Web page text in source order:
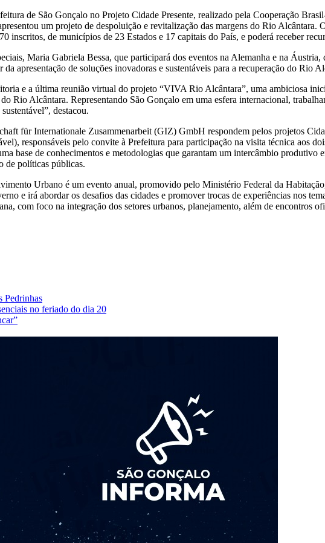
de São Gonçalo no Projeto Cidade Presente, realizado pela Cooperação
um projeto de despoluição e revitalização das margens do Rio Alcântara.
inscritos, de municípios de 23 Estados e 17 capitais do País, e poderá receber
Maria Gabriela Bessa, que participará dos eventos na Alemanha e na
apresentação de soluções inovadoras e sustentáveis para a recuperação do Rio
e a última reunião virtual do projeto “VIVA Rio Alcântara”, uma ambiciosa
Rio Alcântara. Representando São Gonçalo em uma esfera internacional,
destacou.
für Internationale Zusammenarbeit (GIZ) GmbH respondem pelos projetos
responsáveis pelo convite à Prefeitura para participação na visita técnica aos
base de conhecimentos e metodologias que garantam um intercâmbio produtivo
de políticas públicas.
Urbano é um evento anual, promovido pelo Ministério Federal da
e irá abordar os desafios das cidades e promover trocas de experiências nos
com foco na integração dos setores urbanos, planejamento, além de encontros
Pedrinhas
no feriado do dia 20